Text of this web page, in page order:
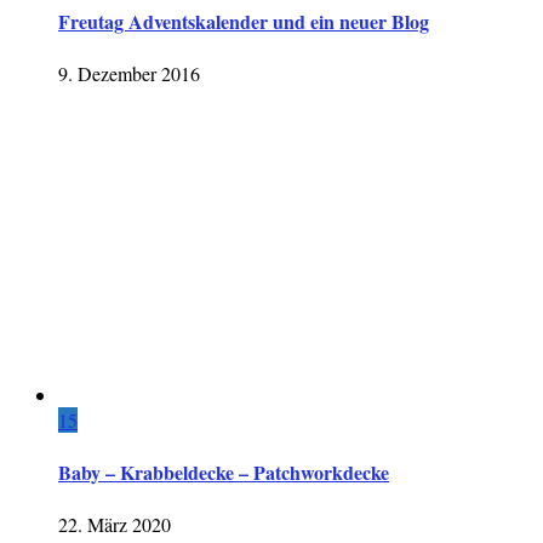
Freutag Adventskalender und ein neuer Blog
9. Dezember 2016
15
Baby – Krabbeldecke – Patchworkdecke
22. März 2020